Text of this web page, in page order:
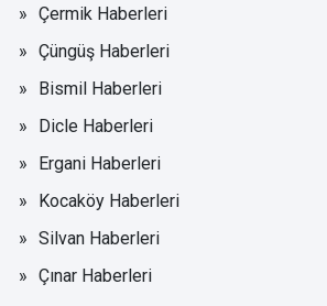
Çermik Haberleri
Çüngüş Haberleri
Bismil Haberleri
Dicle Haberleri
Ergani Haberleri
Kocaköy Haberleri
Silvan Haberleri
Çınar Haberleri